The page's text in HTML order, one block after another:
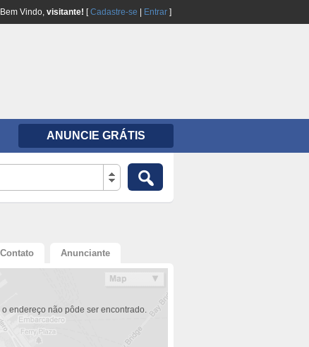
Bem Vindo, visitante! [Cadastre-se Entrar ]
ANUNCIE GRÁTIS
Contato Anunciante
endereço não pôde ser encontrado.